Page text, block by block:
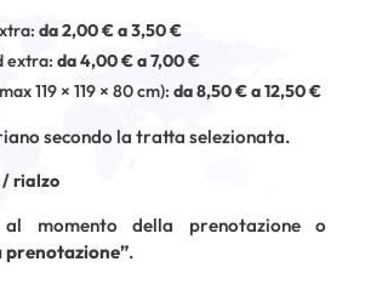
da 2,00 € a 3,50 €
extra: da 4,00 € a 7,00 €
119 × 119 × 80 cm): da 8,50 € a 12,50 €
secondo la tratta selezionata.
/ rialzo
al momento della prenotazione o
prenotazione”.